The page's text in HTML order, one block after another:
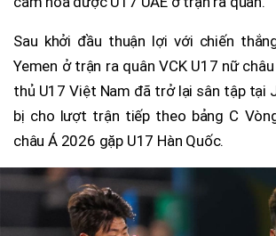
Sau khởi đầu thuận lợi với chiến
Yemen ở trận ra quân VCK U17 nữ
thủ U17 Việt Nam đã trở lại sân tập tại
bị cho lượt trận tiếp theo bảng C
châu Á 2026 gặp U17 Hàn Quốc.